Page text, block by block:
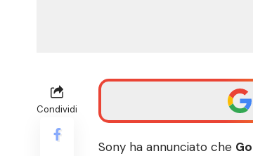
Condividi
Sony ha annunciato che